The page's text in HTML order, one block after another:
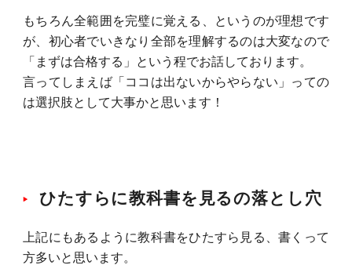
もちろん全範囲を完璧に覚える、というのが理想です
が、初心者でいきなり全部を理解するのは大変なので
「まずは合格する」という程でお話しております。
言ってしまえば「ココは出ないからやらない」っての
は選択肢として大事かと思います！
ひたすらに教科書を見るの落とし穴
上記にもあるように教科書をひたすら見る、書くって
方多いと思います。